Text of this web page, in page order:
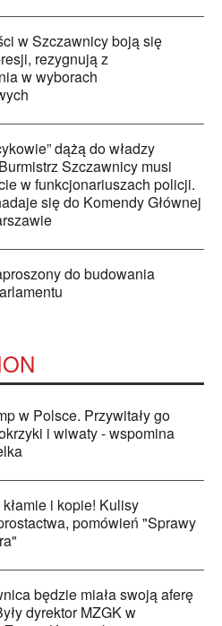
w Szczawnicy boją się
rezygnują z
w wyborach
dążą do władzy
Szczawnicy musi
w funkcjonariuszach policji.
się do Komendy Głównej
do budowania
w Polsce. Przywitały go
i wiwaty - wspomina
i kopie! Kulisy
pomówień "Sprawy
będzie miała swoją aferę
dyrektor MZGK w